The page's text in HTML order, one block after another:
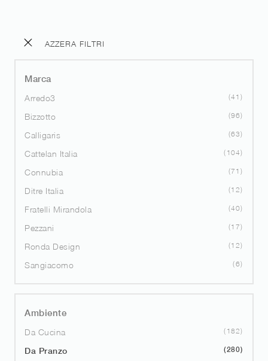
AZZERA FILTRI
Marca
Arredo3
41
Bizzotto 96
Calligaris 63
Cattelan Italia 104
Connubia 71
Ditre Italia 12
Fratelli Mirandola 40
Pezzani 17
Ronda Design 12
Sangiacomo 6
Ambiente
Da Cucina
182
Da Pranzo 280